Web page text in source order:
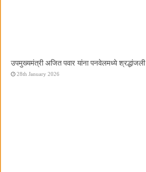
उपमुख्यमंत्री अजित पवार यांना पनवेलमध्ये श्रद्धांजली
28th January 2026